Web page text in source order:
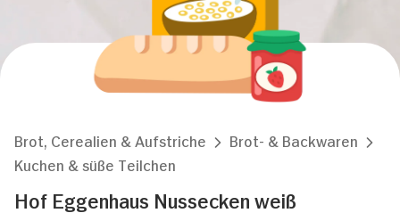
Brot, Cerealien & Aufstriche
Brot- & Backwaren
Kuchen & süße Teilchen
Hof Eggenhaus Nussecken weiß